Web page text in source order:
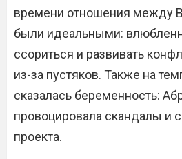
времени отношения между
были идеальными:
ссориться и развивать
из-за пустяков. Также на
сказалась беременность:
провоцировала скандалы и
проекта.